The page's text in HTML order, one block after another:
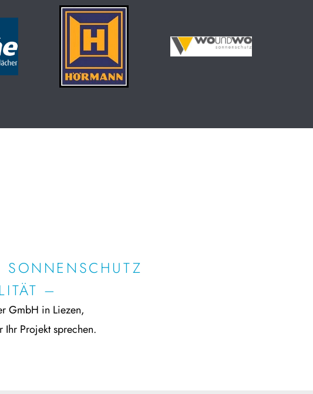
SONNENSCHUTZ
–
GmbH in Liezen,
Ihr Projekt sprechen.